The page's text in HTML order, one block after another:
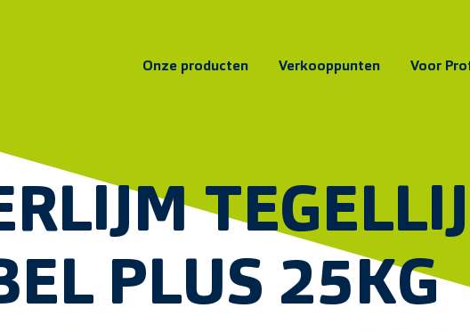
Onze producten Verkooppunten Voor
PLUS 25KG